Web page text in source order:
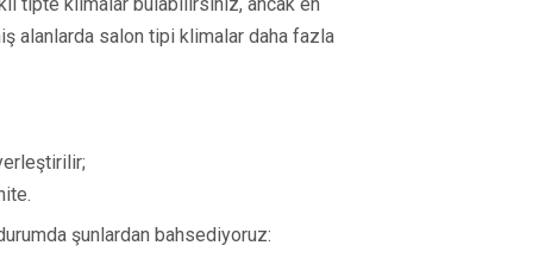
alanlarda salon tipi klimalar daha fazla
şunlardan bahsediyoruz: